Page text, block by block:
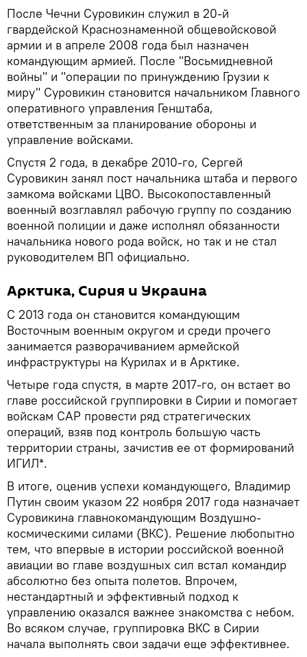
После Чечни Суровикин служил в 20-й
гвардейской Краснознаменной общевойсковой
армии и в апреле 2008 года был назначен
командующим армией. После "Восьмидневной
войны" и "операции по принуждению Грузии к
миру" Суровикин становится начальником Главного
оперативного управления Генштаба,
ответственным за планирование обороны и
управление войсками.
Спустя 2 года, в декабре 2010-го, Сергей
Суровикин занял пост начальника штаба и первого
замкома войсками ЦВО. Высокопоставленный
военный возглавлял рабочую группу по созданию
военной полиции и даже исполнял обязанности
начальника нового рода войск, но так и не стал
руководителем ВП официально.
Арктика, Сирия и Украина
С 2013 года он становится командующим
Восточным военным округом и среди прочего
занимается разворачиванием армейской
инфраструктуры на Курилах и в Арктике.
Четыре года спустя, в марте 2017-го, он встает во
главе российской группировки в Сирии и помогает
войскам САР провести ряд стратегических
операций, взяв под контроль большую часть
территории страны, зачистив ее от формирований
ИГИЛ*.
В итоге, оценив успехи командующего, Владимир
Путин своим указом 22 ноября 2017 года назначает
Суровикина главнокомандующим Воздушно-
космическими силами (ВКС). Решение любопытно
тем, что впервые в истории российской военной
авиации во главе воздушных сил встал командир
абсолютно без опыта полетов. Впрочем,
нестандартный и эффективный подход к
управлению оказался важнее знакомства с небом.
Во всяком случае, группировка ВКС в Сирии
начала выполнять свои задачи еще эффективнее.